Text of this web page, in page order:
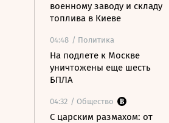
военному заводу и складу
топлива в Киеве
04:48 / Политика
На подлете к Москве
уничтожены еще шесть
БПЛА
04:32 / Общество
С царским размахом: от